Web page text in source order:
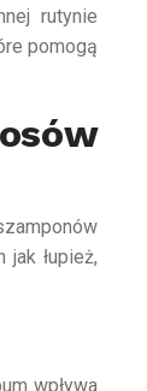
rutynie
pomogą
łupież,
wpływa